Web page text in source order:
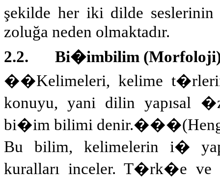
şekilde her iki dilde seslerinin
zoluğa neden olmaktadır.
2.2.
Bi�imbilim
��Kelimeleri, kelime
konuyu, yani dilin yapısal
bi�im bilimi denir.���
Bu bilim, kelimelerin i�
kuralları inceler. T�rk�e